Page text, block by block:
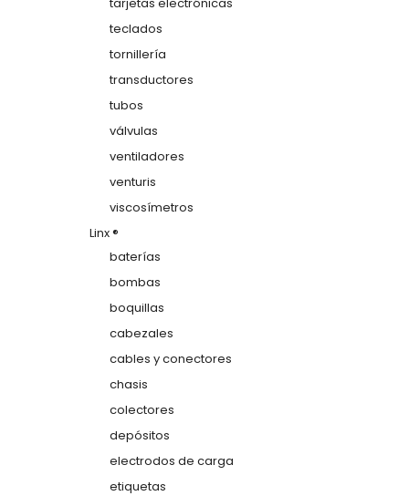
teclados
tornillería
transductores
tubos
válvulas
ventiladores
venturis
viscosímetros
Linx ®
baterías
bombas
boquillas
cabezales
cables y conectores
chasis
colectores
depósitos
electrodos de carga
etiquetas